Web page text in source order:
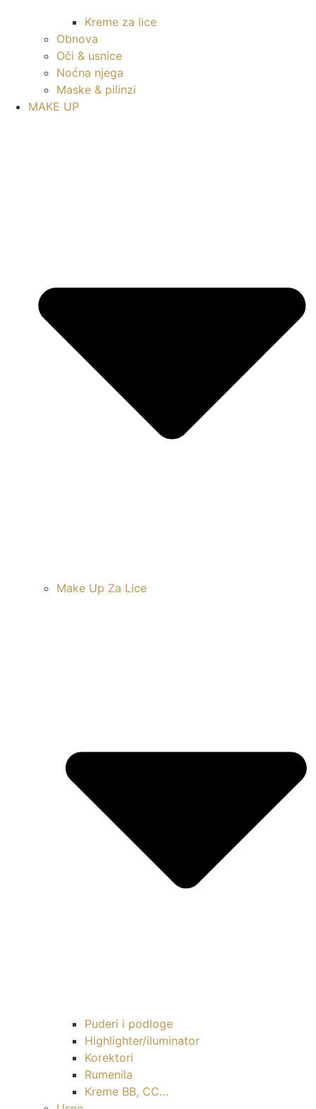
Kreme za lice
Obnova
Oči & usnice
Noćna njega
Maske & pilinzi
MAKE UP
Make Up Za Lice
Puderi i podloge
Highlighter/iluminator
Korektori
Rumenila
Kreme BB, CC…